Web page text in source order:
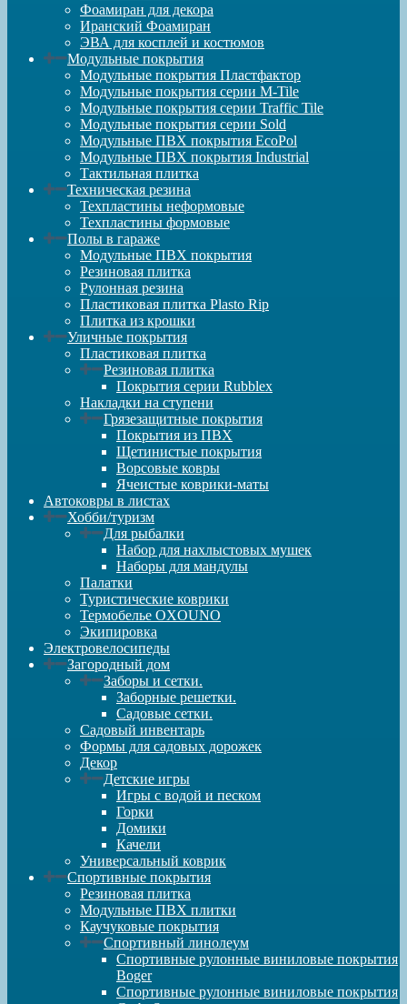
Фоамиран для декора
Иранский Фоамиран
ЭВА для косплей и костюмов
Модульные покрытия
Модульные покрытия Пластфактор
Модульные покрытия серии M-Tile
Модульные покрытия серии Traffic Tile
Модульные покрытия серии Sold
Модульные ПВХ покрытия EcoPol
Модульные ПВХ покрытия Industrial
Тактильная плитка
Техническая резина
Техпластины неформовые
Техпластины формовые
Полы в гараже
Модульные ПВХ покрытия
Резиновая плитка
Рулонная резина
Пластиковая плитка Plasto Rip
Плитка из крошки
Уличные покрытия
Пластиковая плитка
Резиновая плитка
Покрытия серии Rubblex
Накладки на ступени
Грязезащитные покрытия
Покрытия из ПВХ
Щетинистые покрытия
Ворсовые ковры
Ячеистые коврики-маты
Автоковры в листах
Хобби/туризм
Для рыбалки
Набор для нахлыстовых мушек
Наборы для мандулы
Палатки
Туристические коврики
Термобелье OXOUNO
Экипировка
Электровелосипеды
Загородный дом
Заборы и сетки.
Заборные решетки.
Садовые сетки.
Садовый инвентарь
Формы для садовых дорожек
Декор
Детские игры
Игры с водой и песком
Горки
Домики
Качели
Универсальный коврик
Спортивные покрытия
Резиновая плитка
Модульные ПВХ плитки
Каучуковые покрытия
Спортивный линолеум
Спортивные рулонные виниловые покрытия
Boger
Спортивные рулонные виниловые покрытия